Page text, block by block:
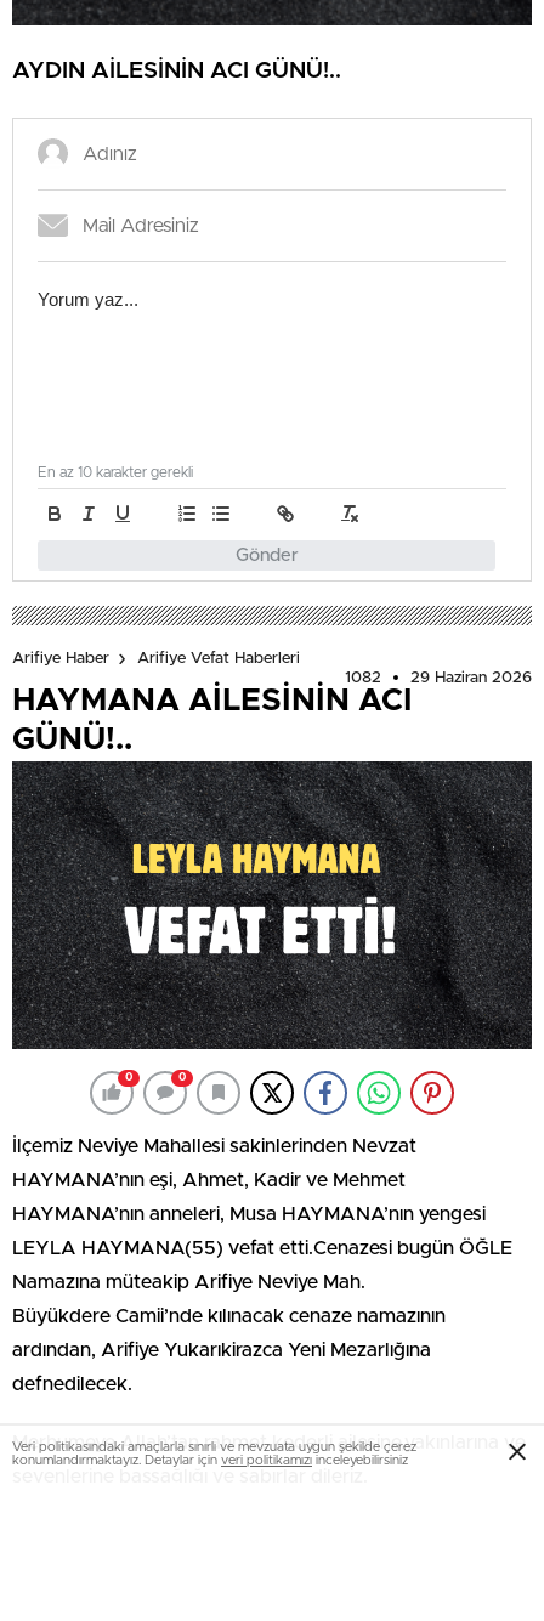
AYDIN AİLESİNİN ACI GÜNÜ!..
Gönder
En az 10 karakter gerekli
Arifiye Haber
Arifiye Vefat Haberleri
1082
29 Haziran 2026
HAYMANA AİLESİNİN ACI
GÜNÜ!..
0 0
İlçemiz Neviye Mahallesi sakinlerinden Nevzat
HAYMANA’nın eşi, Ahmet, Kadir ve Mehmet
HAYMANA’nın anneleri, Musa HAYMANA’nın yengesi
LEYLA HAYMANA(55) vefat etti.Cenazesi bugün ÖĞLE
Namazına müteakip Arifiye Neviye Mah.
Büyükdere Camii’nde kılınacak cenaze namazının
ardından, Arifiye Yukarıkirazca Yeni Mezarlığına
defnedilecek.
Merhumeye Allah’tan rahmet kederli ailesine,yakınlarına ve
Veri politikasındaki amaçlarla sınırlı ve mevzuata uygun şekilde çerez
konumlandırmaktayız. Detaylar için veri politikamızı inceleyebilirsiniz